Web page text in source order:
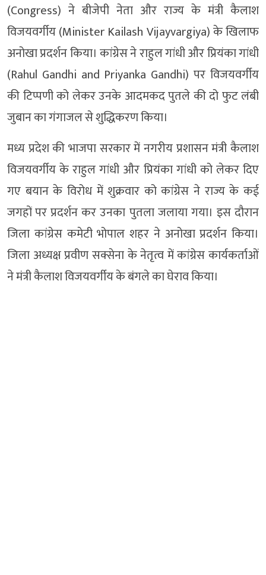
(Congress) ने बीजेपी नेता और राज्य के मंत्री कैलाश
विजयवर्गीय (Minister Kailash Vijayvargiya) के खिलाफ
अनोखा प्रदर्शन किया। कांग्रेस ने राहुल गांधी और प्रियंका गांधी
(Rahul Gandhi and Priyanka Gandhi) पर विजयवर्गीय
की टिप्पणी को लेकर उनके आदमकद पुतले की दो फुट लंबी
जुबान का गंगाजल से शुद्धिकरण किया।
मध्य प्रदेश की भाजपा सरकार में नगरीय प्रशासन मंत्री कैलाश
विजयवर्गीय के राहुल गांधी और प्रियंका गांधी को लेकर दिए
गए बयान के विरोध में शुक्रवार को कांग्रेस ने राज्य के कई
जगहों पर प्रदर्शन कर उनका पुतला जलाया गया। इस दौरान
जिला कांग्रेस कमेटी भोपाल शहर ने अनोखा प्रदर्शन किया।
जिला अध्यक्ष प्रवीण सक्सेना के नेतृत्व में कांग्रेस कार्यकर्ताओं
ने मंत्री कैलाश विजयवर्गीय के बंगले का घेराव किया।